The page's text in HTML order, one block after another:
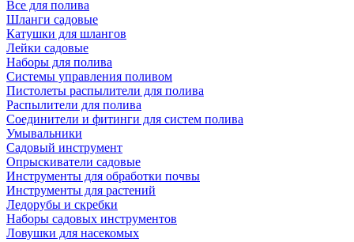
Все для полива
Шланги садовые
Катушки для шлангов
Лейки садовые
Наборы для полива
Системы управления поливом
Пистолеты распылители для полива
Распылители для полива
Соединители и фитинги для систем полива
Умывальники
Садовый инструмент
Опрыскиватели садовые
Инструменты для обработки почвы
Инструменты для растений
Ледорубы и скребки
Наборы садовых инструментов
Ловушки для насекомых